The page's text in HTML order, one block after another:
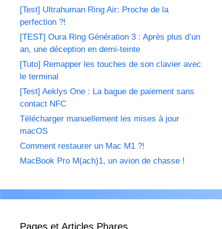
[Test] Ultrahuman Ring Air: Proche de la
perfection ?!
[TEST] Oura Ring Génération 3 : Après plus d’un
an, une déception en demi-teinte
[Tuto] Remapper les touches de son clavier avec
le terminal
[Test] Aeklys One : La bague de paiement sans
contact NFC
Télécharger manuellement les mises à jour
macOS
Comment restaurer un Mac M1 ?!
MacBook Pro M(ach)1, un avion de chasse !
Pages et Articles Phares